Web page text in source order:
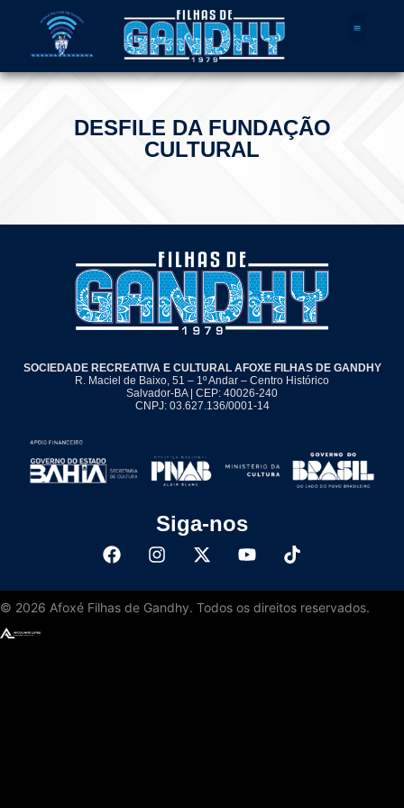
DESFILE DA FUNDAÇÃO
CULTURAL
SOCIEDADE RECREATIVA E CULTURAL AFOXE FILHAS DE GANDHY
R. Maciel de Baixo, 51 – 1º Andar – Centro Histórico
Salvador-BA | CEP: 40026-240
CNPJ: 03.627.136/0001-14
Siga-nos
© 2026 Afoxé Filhas de Gandhy. Todos os direitos reservados.